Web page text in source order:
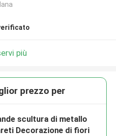
più
prezzo per
scultura di metallo
Decorazione di fiori